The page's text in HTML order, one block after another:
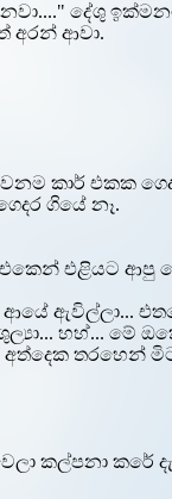
දේශු
අරන් ආවා.
කාර් එකක
ගියේ නෑ.
එළියට ආපු
ඇවිල්ලා...
හහ්... මේ
තරහෙන්
කල්පනා කරේ